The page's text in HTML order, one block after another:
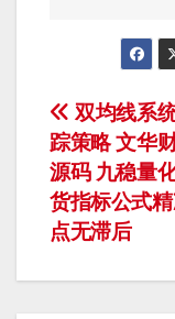
文
章
导
航
双均线系
踪策略 文华
源码 九稳量
货指标公式
点无滞后